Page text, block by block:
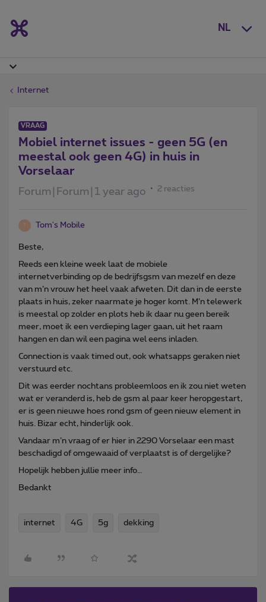
NL
Internet
VRAAG
Mobiel internet issues - geen 5G (en
meestal ook geen 4G) in huis in
Vorselaar
Forum|Forum|1 year ago 2 reacties
Tom's Mobile
Beste,
Reeds een kleine week laat de mobiele
internetverbinding op de bedrijfsgsm van mezelf en deze
van m’n vrouw het heel vaak afweten. Dit dan in de eerste
plaats in huis, zeker naarmate je hoger komt. M’n telewerk
is meestal op zolder en plots heb ik daar nu geen bereik
meer, moet ik een verdieping lager gaan, uit het raam
hangen en dan wil een pagina wel eens inladen.
Connection is vaak timed out, ook whatsapps geraken niet
verstuurd etc.
Dit was eerder nochtans probleemloos en ik zou niet weten
wat er veranderd is, heb de gsm al paar keer heropgestart,
er is geen nieuwe hoes rond gsm of geen nieuw element in
huis. Bizar echt, hinderlijk ook.
Vandaar m’n vraag of er hier in 2290 Vorselaar een mast
beschadigd of omgewaaid of verplaatst is of dergelijke?
Hopelijk hebben jullie meer info…
Bedankt
internet 4G 5g dekking